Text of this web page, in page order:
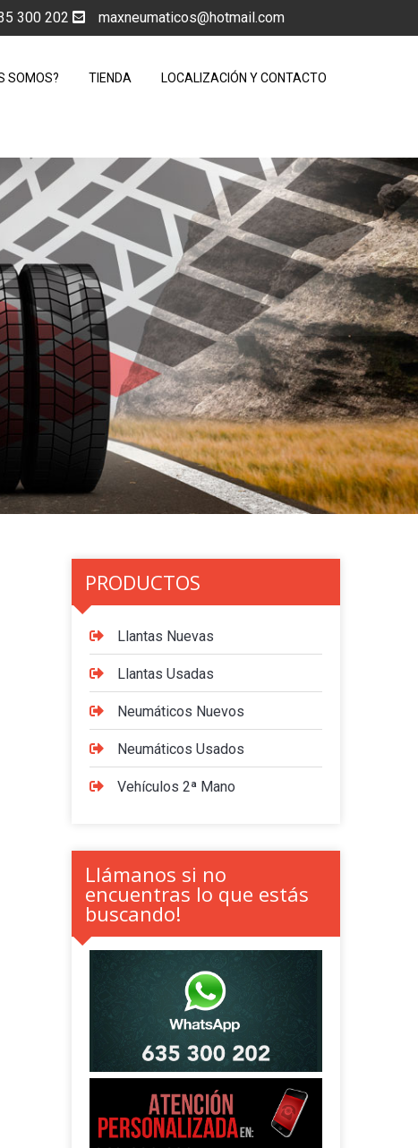
300 202 maxneumaticos@hotmail.com
SOMOS? TIENDA LOCALIZACIÓN Y CONTACTO
PRODUCTOS
Llantas Nuevas
Llantas Usadas
Neumáticos Nuevos
Neumáticos Usados
Vehículos 2ª Mano
Llámanos si no
encuentras lo que estás
buscando!